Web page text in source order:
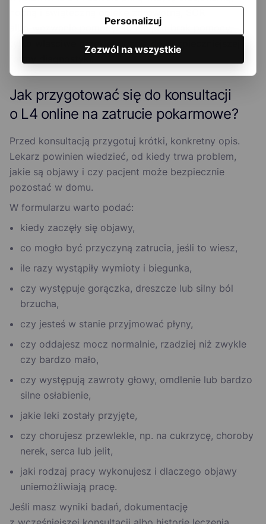
nocną i świąteczną opiekę zdrowotną, SOR
albo wezwanie pomocy. To nie jest brak pomocy,
tylko właściwe przekierowanie do bezpieczniejszej
formy diagnostyki.
Jak przygotować się do konsultacji
o L4 online na zatrucie pokarmowe?
Przed konsultacją przygotuj krótki, konkretny opis.
Lekarz powinien wiedzieć, od kiedy trwa problem,
jakie są objawy i czy pacjent może bezpiecznie
pozostać w domu.
W formularzu warto podać:
kiedy zaczęły się objawy,
co mogło być przyczyną zatrucia, jeśli to wiesz,
ile razy wystąpiły wymioty i biegunka,
czy występuje gorączka, dreszcze lub silny ból
brzucha,
czy jesteś w stanie przyjmować płyny,
czy oddajesz mocz normalnie, rzadziej niż zwykle
czy bardzo mało,
czy występują zawroty głowy, omdlenie lub bardzo
silne osłabienie,
jakie leki zostały przyjęte,
czy chorujesz przewlekle, np. na cukrzycę, choroby
nerek, serca lub jelit,
jaki rodzaj pracy wykonujesz i dlaczego objawy
uniemożliwiają pracę.
Jeśli masz wyniki badań, dokumentację
Personalizuj
Zezwól na wszystkie